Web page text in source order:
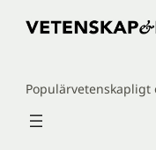
Hoppa